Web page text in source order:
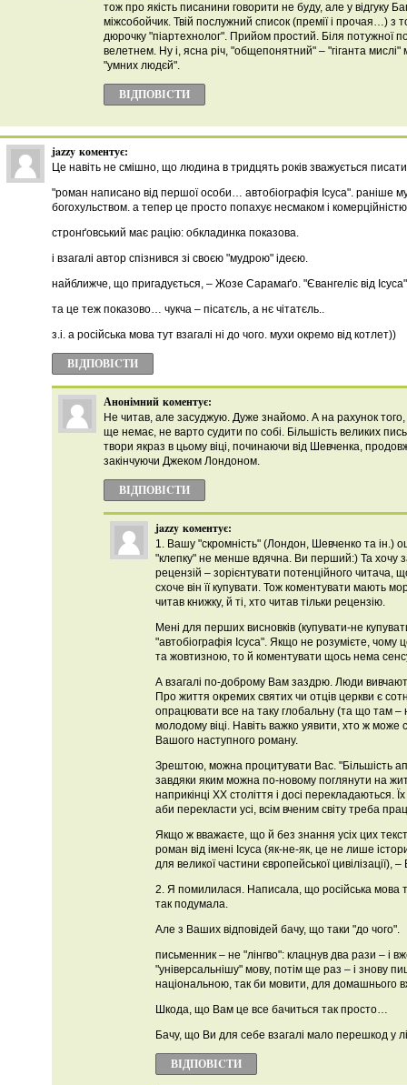
тож про якість писанини говорити не буду, але у відгуку
міжсобойчик. Твій послужний список (премії і прочая…) з
дюрочку "піартехнолог". Прийом простий. Біля потужної
велетнем. Ну і, ясна річ, "общепонятний" – "гіганта
"умних людєй".
ВІДПОВІCТИ
jazzy коментує:
Це навіть не смішно, що людина в тридцять років зважується
"роман написано від першої особи… автобіографія Ісуса". раніше
богохульством. а тепер це просто попахує несмаком і
стронґовський має рацію: обкладинка показова.
і взагалі автор спізнився зі своєю "мудрою" ідеєю.
найближче, що пригадується, – Жозе Сарамаґо. "Євангеліє від
та це теж показово… чукча – пісатєль, а нє чітатєль..
з.і. а російська мова тут взагалі ні до чого. мухи окремо від котлет))
ВІДПОВІCТИ
Анонімний коментує:
Не читав, але засуджую. Дуже знайомо. А на рахунок того,
ще немає, не варто судити по собі. Більшість великих
твори якраз в цьому віці, починаючи від Шевченка,
закінчуючи Джеком Лондоном.
ВІДПОВІCТИ
jazzy коментує:
1. Вашу "скромність" (Лондон, Шевченко та ін.)
"клепку" не менше вдячна. Ви перший:) Та хочу
рецензій – зорієнтувати потенційного читача,
схоче він її купувати. Тож коментувати мають
читав книжку, й ті, хто читав тільки рецензію.
Мені для перших висновків (купувати-не
"автобіографія Ісуса". Якщо не розумієте, чому
та жовтизною, то й коментувати щось нема
А взагалі по-доброму Вам заздрю. Люди
Про життя окремих святих чи отців церкви є
опрацювати все на таку глобальну (та що там
молодому віці. Навіть важко уявити, хто ж
Вашого наступного роману.
Зрештою, можна процитувати Вас. "Більшість
завдяки яким можна по-новому поглянути на
наприкінці ХХ століття і досі перекладаються.
аби перекласти усі, всім вченим світу треба
Якщо ж вважаєте, що й без знання усіх цих
роман від імені Ісуса (як-не-як, це не лише
для великої частини європейської
2. Я помилилася. Написала, що російська мова
так подумала.
Але з Ваших відповідей бачу, що таки "до чого".
письменник – не "лінгво": клацнув два рази – і
"універсальнішу" мову, потім ще раз – і знову
національною, так би мовити, для домашнього
Шкода, що Вам це все бачиться так просто…
Бачу, що Ви для себе взагалі мало перешкод у
ВІДПОВІCТИ